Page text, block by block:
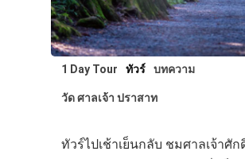
1 Day Tour ทัวร์ บทความ
วัด ศาลเจ้า ปราสาท
ทัวร์ไปเช้าเย็นกลับ ชมศาลเจ้าศั